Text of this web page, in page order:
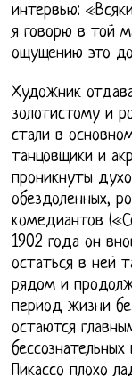
интервью:
я говорю в той
ощущению это
Художник
золотистому и
стали в
танцовщики и
проникнуты
обездоленных,
комедиантов
1902 года он
остаться в ней
рядом и
период жизни
остаются
Пикассо плохо